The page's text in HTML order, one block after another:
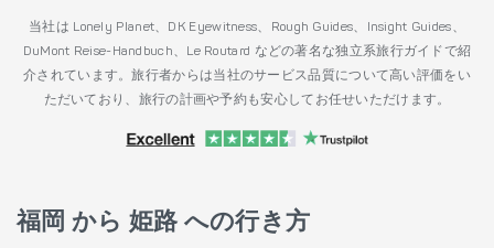
当社は Lonely Planet、DK Eyewitness、Rough Guides、Insight Guides、
DuMont Reise-Handbuch、Le Routard などの著名な独立系旅行ガイドで紹
介されています。旅行者からは当社のサービス品質について高い評価をい
ただいており、旅行の計画や予約も安心してお任せいただけます。
福岡 から 姫路 への行き方